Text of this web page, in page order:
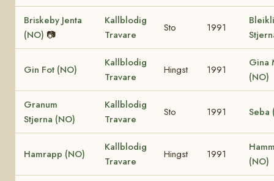
Briskeby Jenta
(NO) 📷
Kallblodig
Travare
Sto 1991
Bleikli
Gin Fot (NO)
Kallblodig
Travare
Hingst 1991
Gina
(NO)
Granum
Stjerna (NO)
Kallblodig
Travare
Sto 1991 Seba
Hamrapp (NO)
Kallblodig
Travare
Hingst 1991
(NO)